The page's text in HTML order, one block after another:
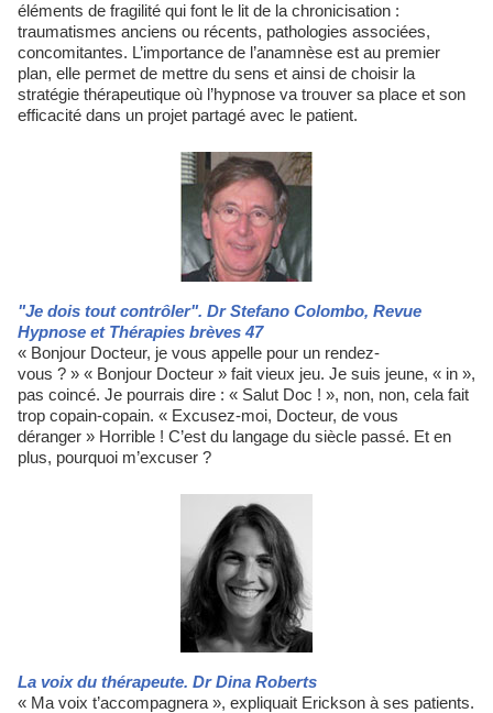
éléments de fragilité qui font le lit de la chronicisation :
traumatismes anciens ou récents, pathologies associées,
concomitantes. L’importance de l’anamnèse est au premier
plan, elle permet de mettre du sens et ainsi de choisir la
stratégie thérapeutique où l’hypnose va trouver sa place et son
efficacité dans un projet partagé avec le patient.
"Je dois tout contrôler". Dr Stefano Colombo, Revue
Hypnose et Thérapies brèves 47
« Bonjour Docteur, je vous appelle pour un rendez-
vous ? » « Bonjour Docteur » fait vieux jeu. Je suis jeune, « in »,
pas coincé. Je pourrais dire : « Salut Doc ! », non, non, cela fait
trop copain-copain. « Excusez-moi, Docteur, de vous
déranger » Horrible ! C’est du langage du siècle passé. Et en
plus, pourquoi m’excuser ?
La voix du thérapeute. Dr Dina Roberts
« Ma voix t’accompagnera », expliquait Erickson à ses patients.